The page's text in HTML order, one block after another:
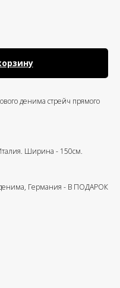
денима стрейч прямого
Ширина - 150см.
Германия - В ПОДАРОК